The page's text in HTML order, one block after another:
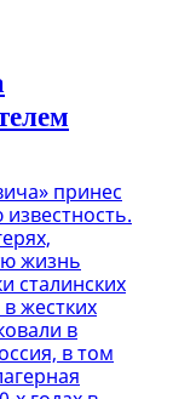
принес
жизнь
сталинских
жестких
в
в том